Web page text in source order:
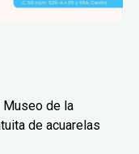
de la
de acuarelas